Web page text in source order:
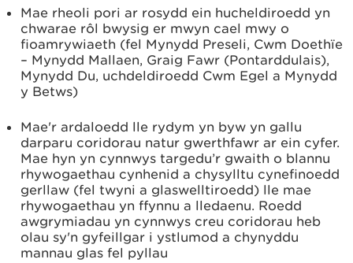
Mae rheoli pori ar rosydd ein hucheldiroedd yn
chwarae rôl bwysig er mwyn cael mwy o
fioamrywiaeth (fel Mynydd Preseli, Cwm Doethïe
– Mynydd Mallaen, Graig Fawr (Pontarddulais),
Mynydd Du, uchdeldiroedd Cwm Egel a Mynydd
y Betws)
Mae'r ardaloedd lle rydym yn byw yn gallu
darparu coridorau natur gwerthfawr ar ein cyfer.
Mae hyn yn cynnwys targedu’r gwaith o blannu
rhywogaethau cynhenid a chysylltu cynefinoedd
gerllaw (fel twyni a glaswelltiroedd) lle mae
rhywogaethau yn ffynnu a lledaenu. Roedd
awgrymiadau yn cynnwys creu coridorau heb
olau sy'n gyfeillgar i ystlumod a chynyddu
mannau glas fel pyllau